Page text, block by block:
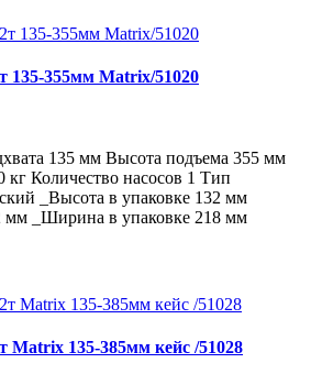
135-355мм Matrix/51020
135 мм Высота подъема 355 мм
кг Количество насосов 1 Тип
_Высота в упаковке 132 мм
мм _Ширина в упаковке 218 мм
Matrix 135-385мм кейс /51028